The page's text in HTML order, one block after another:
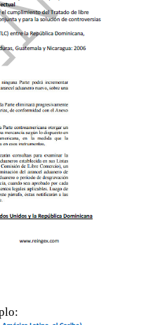
Centroamérica
Guatemala, Honduras,